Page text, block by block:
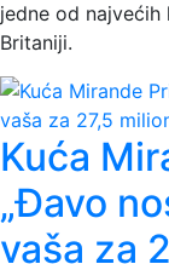
jedne od najvećih
Britaniji.
Kuća
„Đavo
vaša za